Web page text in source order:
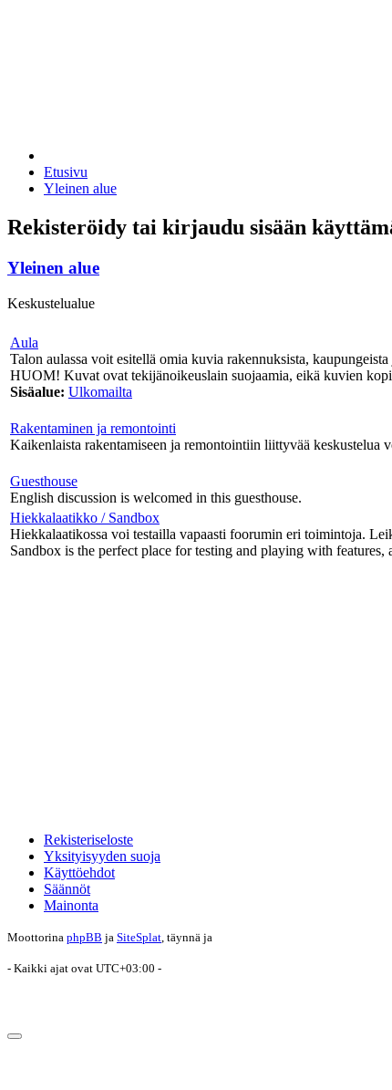
Etusivu
Yleinen alue
Rekisteröidy tai kirjaudu sisään
Yleinen alue
Keskustelualue
Aula
Talon aulassa voit esitellä omia kuvia rakennuksista,
HUOM! Kuvat ovat tekijänoikeuslain suojaamia, eikä kuvien
Sisäalue: Ulkomailta
Rakentaminen ja remontointi
Kaikenlaista rakentamiseen ja remontointiin liittyvää keskustelua
Guesthouse
English discussion is welcomed in this guesthouse.
Hiekkalaatikko / Sandbox
Hiekkalaatikossa voi testailla vapaasti foorumin eri toimintoja.
Sandbox is the perfect place for testing and playing with
Rekisteriseloste
Yksityisyyden suoja
Käyttöehdot
Säännöt
Mainonta
Moottorina phpBB ja SiteSplat, täynnä ja
- Kaikki ajat ovat UTC+03:00 -